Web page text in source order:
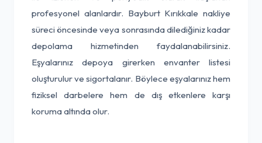
profesyonel alanlardır. Bayburt Kırıkkale nakliye
süreci öncesinde veya sonrasında dilediğiniz kadar
depolama hizmetinden faydalanabilirsiniz.
Eşyalarınız depoya girerken envanter listesi
oluşturulur ve sigortalanır. Böylece eşyalarınız hem
fiziksel darbelere hem de dış etkenlere karşı
koruma altında olur.